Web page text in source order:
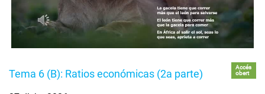
Tema 6 (B): Ratios económicas (2a parte)
Accés
obert